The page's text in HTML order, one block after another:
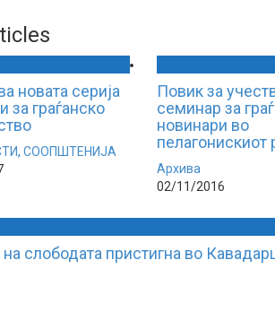
новата серија
за граѓанско
, СООПШТЕНИЈА
Повик за
семинар за
новинари во
пелагонискиот
Архива
02/11/2016
на слободата пристигна во